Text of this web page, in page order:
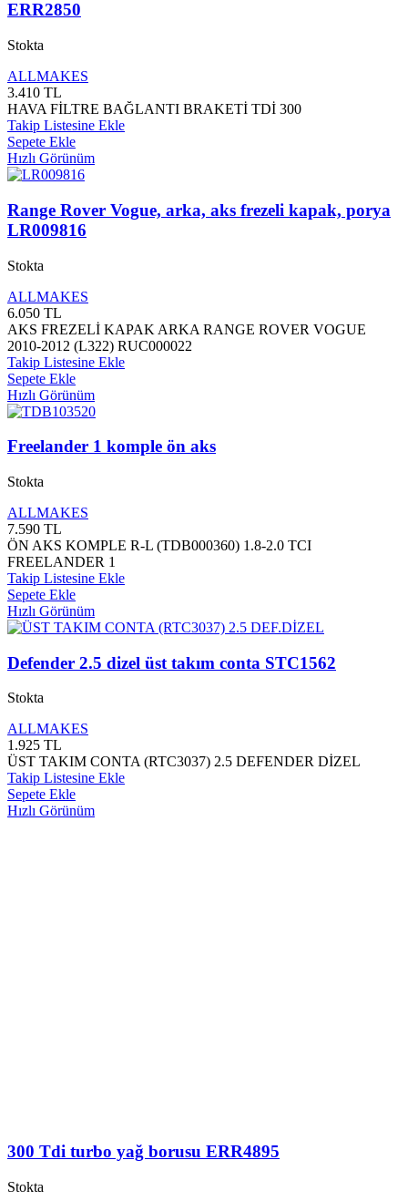
ERR2850
Stokta
ALLMAKES
3.410 TL
HAVA FİLTRE BAĞLANTI BRAKETİ TDİ 300
Takip Listesine Ekle
Sepete Ekle
Hızlı Görünüm
Range Rover Vogue, arka, aks frezeli kapak, porya
LR009816
Stokta
ALLMAKES
6.050 TL
AKS FREZELİ KAPAK ARKA RANGE ROVER VOGUE
2010-2012 (L322) RUC000022
Takip Listesine Ekle
Sepete Ekle
Hızlı Görünüm
Freelander 1 komple ön aks
Stokta
ALLMAKES
7.590 TL
ÖN AKS KOMPLE R-L (TDB000360) 1.8-2.0 TCI
FREELANDER 1
Takip Listesine Ekle
Sepete Ekle
Hızlı Görünüm
Defender 2.5 dizel üst takım conta STC1562
Stokta
ALLMAKES
1.925 TL
ÜST TAKIM CONTA (RTC3037) 2.5 DEFENDER DİZEL
Takip Listesine Ekle
Sepete Ekle
Hızlı Görünüm
300 Tdi turbo yağ borusu ERR4895
Stokta